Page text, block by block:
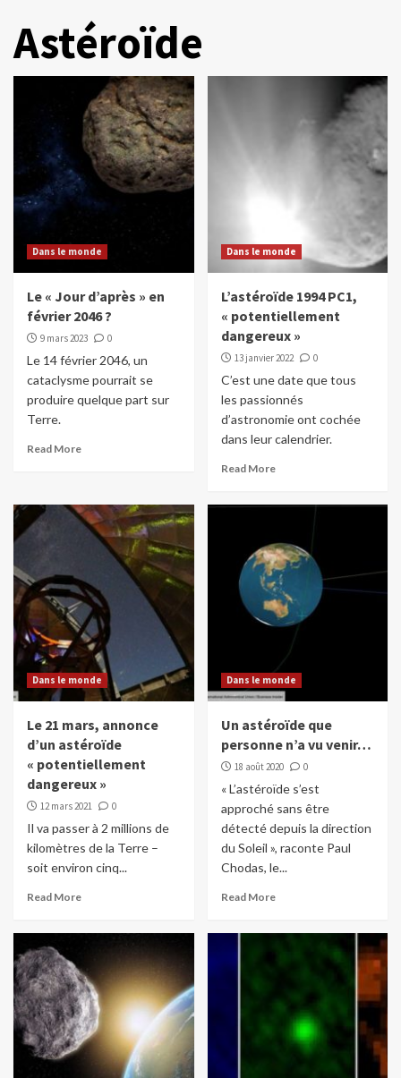
Astéroïde
Dans le monde
Le « Jour d’après » en
février 2046 ?
9 mars 2023 0
Le 14 février 2046, un
cataclysme pourrait se
produire quelque part sur
Terre.
Read More
Dans le monde
L’astéroïde 1994 PC1,
« potentiellement
dangereux »
13 janvier 2022 0
C’est une date que tous
les passionnés
d’astronomie ont cochée
dans leur calendrier.
Read More
Dans le monde
Le 21 mars, annonce
d’un astéroïde
« potentiellement
dangereux »
12 mars 2021 0
Il va passer à 2 millions de
kilomètres de la Terre –
soit environ cinq...
Read More
Dans le monde
Un astéroïde que
personne n’a vu venir…
18 août 2020 0
« L’astéroïde s’est
approché sans être
détecté depuis la direction
du Soleil », raconte Paul
Chodas, le...
Read More